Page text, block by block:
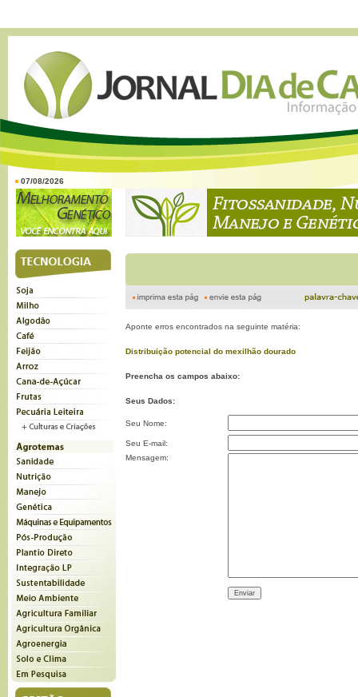
07/08/2026
Aponte erros encontrados na seguinte matéria:
Distribuição potencial do mexilhão dourado
Preencha os campos abaixo:
Seus Dados:
Seu Nome:
Seu E-mail:
Mensagem: